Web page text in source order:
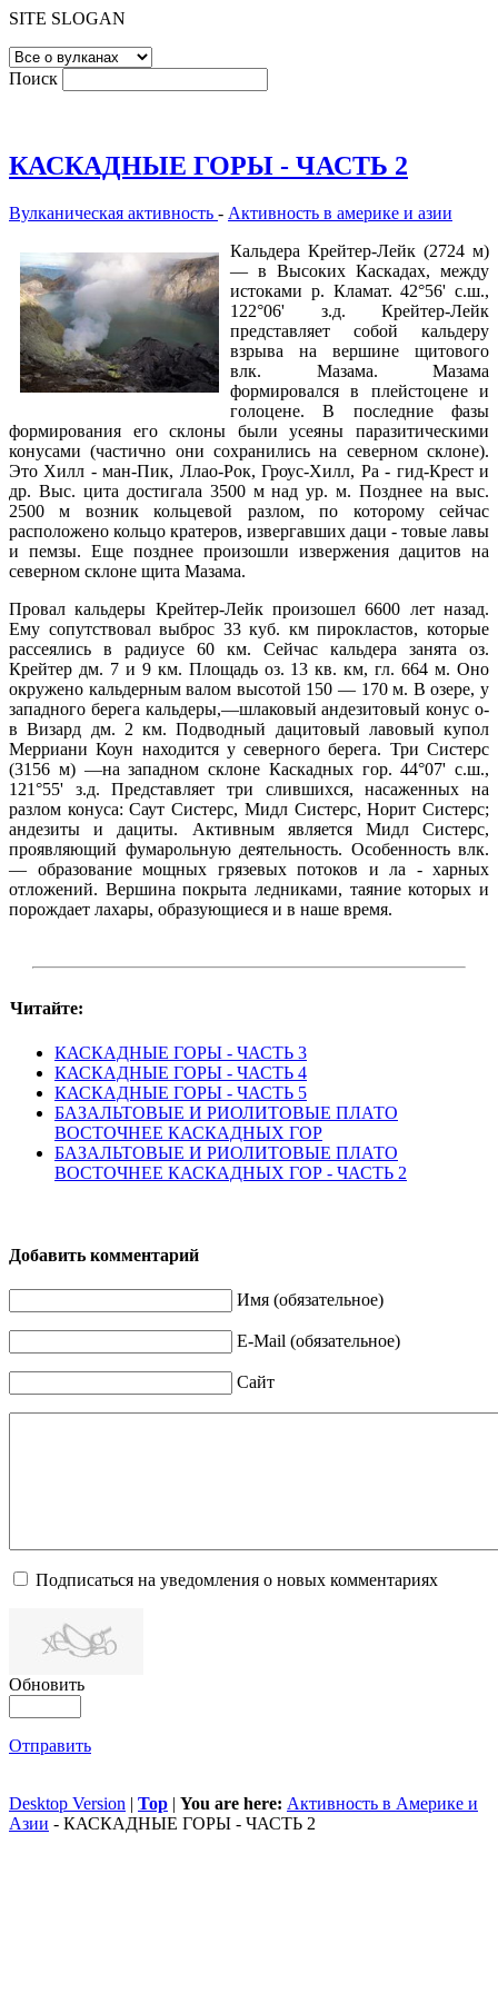
SITE SLOGAN
Поиск
КАСКАДНЫЕ ГОРЫ - ЧАСТЬ 2
Вулканическая активность - Активность в америке и азии
Кальдера Крейтер-Лейк (2724 м)
— в Высоких Каскадах, между
истоками р. Кламат. 42°56' с.ш.,
122°06' з.д. Крейтер-Лейк
представляет собой кальдеру
взрыва на вершине щитового
влк. Мазама. Мазама
формировался в плейстоцене и
голоцене. В последние фазы
формирования его склоны были усеяны паразитическими
конусами (частично они сохранились на северном склоне).
Это Хилл - ман-Пик, Ллао-Рок, Гроус-Хилл, Pa - гид-Крест и
др. Выс. цита достигала 3500 м над ур. м. Позднее на выс.
2500 м возник кольцевой разлом, по которому сейчас
расположено кольцо кратеров, извергавших даци - товые лавы
и пемзы. Еще позднее произошли извержения дацитов на
северном склоне щита Мазама.
Провал кальдеры Крейтер-Лейк произошел 6600 лет назад.
Ему сопутствовал выброс 33 куб. км пирокластов, которые
рассеялись в радиусе 60 км. Сейчас кальдера занята оз.
Крейтер дм. 7 и 9 км. Площадь оз. 13 кв. км, гл. 664 м. Оно
окружено кальдерным валом высотой 150 — 170 м. В озере, у
западного берега кальдеры,—шлаковый андезитовый конус о-
в Визард дм. 2 км. Подводный дацитовый лавовый купол
Мерриани Коун находится у северного берега. Три Систерс
(3156 м) —на западном склоне Каскадных гор. 44°07' с.ш.,
121°55' з.д. Представляет три слившихся, насаженных на
разлом конуса: Саут Систерс, Мидл Систерс, Норит Систерс;
андезиты и дациты. Активным является Мидл Систерс,
проявляющий фумарольную деятельность. Особенность влк.
— образование мощных грязевых потоков и ла - харных
отложений. Вершина покрыта ледниками, таяние которых и
порождает лахары, образующиеся и в наше время.
Читайте:
КАСКАДНЫЕ ГОРЫ - ЧАСТЬ 3
КАСКАДНЫЕ ГОРЫ - ЧАСТЬ 4
КАСКАДНЫЕ ГОРЫ - ЧАСТЬ 5
БАЗАЛЬТОВЫЕ И РИОЛИТОВЫЕ ПЛАТО
ВОСТОЧНЕЕ КАСКАДНЫХ ГОР
БАЗАЛЬТОВЫЕ И РИОЛИТОВЫЕ ПЛАТО
ВОСТОЧНЕЕ КАСКАДНЫХ ГОР - ЧАСТЬ 2
Добавить комментарий
Имя (обязательное)
E-Mail (обязательное)
Сайт
Подписаться на уведомления о новых комментариях
Обновить
Отправить
Desktop Version | Top | You are here: Активность в Америке и
Азии - КАСКАДНЫЕ ГОРЫ - ЧАСТЬ 2